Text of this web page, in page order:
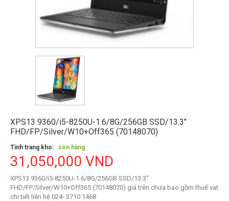
XPS13 9360/i5-8250U-1.6/8G/256GB SSD/13.3"
FHD/FP/Silver/W10+Off365 (70148070)
Tình trang kho: còn hàng
31,050,000 VND
XPS13 9360/i5-8250U-1.6/8G/256GB SSD/13.3"
FHD/FP/Silver/W10+Off365 (70148070) giá trên chưa bao gồm thuế vat
chi tiết liên hệ 024- 3710 1468